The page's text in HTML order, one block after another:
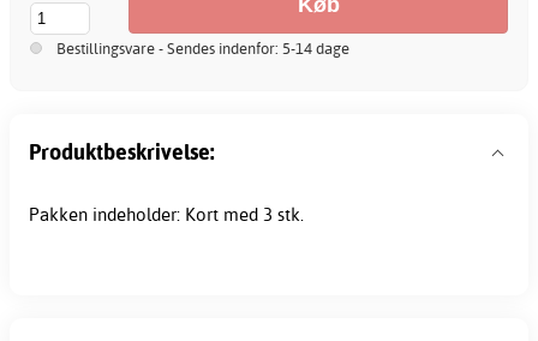
Bestillingsvare - Sendes indenfor: 5-14 dage
Produktbeskrivelse:
Pakken indeholder: Kort med 3 stk.